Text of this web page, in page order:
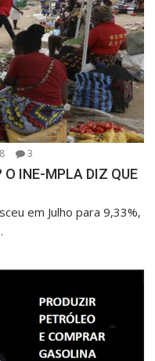
3
O INE-MPLA DIZ QUE
em Julho para 9,33%,